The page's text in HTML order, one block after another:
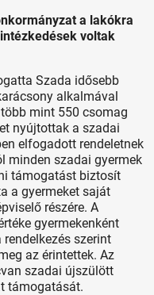
a lakókra
voltak
Szada idősebb
alkalmával
mint 550 csomag
nyújtottak a szadai
elfogadott rendeletnek
minden szadai gyermek
támogatást biztosít
a gyermeket saját
részére. A
gyermekenként
szerint
az érintettek. Az
szadai újszülött
támogatását.